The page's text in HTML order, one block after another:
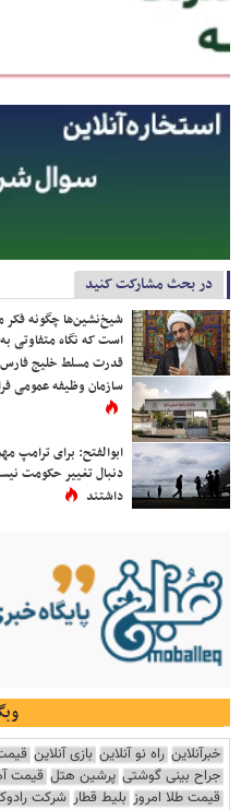
در بحث مشارکت کنید
شیخ‌نشین‌ها چگونه
است که نگاه متفاوتی
قدرت مسلط خلیج
سازمان وظیفه عمومی
ابوالفتح: برای ترامپ
دنبال تغییر حکومت
داشتند
خبرآنلاین راه نو آنلاین بازی آنلاین
جراح بینی گوشتی پرشین هتل قیمت
قیمت طلا امروز بلیط قطار شرکت